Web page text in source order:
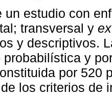
un estudio con
transversal y
y descriptivos.
probabilística y
por 520
los criterios de